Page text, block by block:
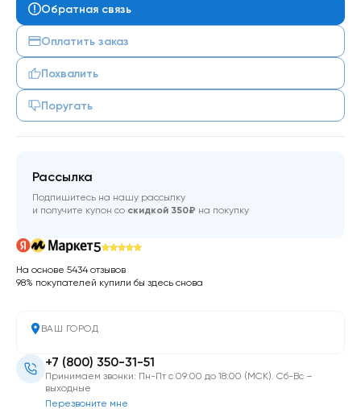
Обратная связь
Оплатить заказ
Похвалить
Поругать
ВАШ ГОРОД
+7 (800) 350-31-51
Принимаем звонки: Пн-Пт с 09:00 до 18:00 (МСК). Сб-Вс –
выходные
Перезвоните мне
Рассылка
Подпишитесь на нашу рассылку
и получите купон со скидкой 350₽ на покупку
5
На основе 5434 отзывов
98% покупателей купили бы здесь снова